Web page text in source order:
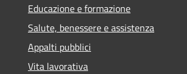
Educazione e formazione
Salute, benessere e assistenza
Appalti pubblici
Vita lavorativa